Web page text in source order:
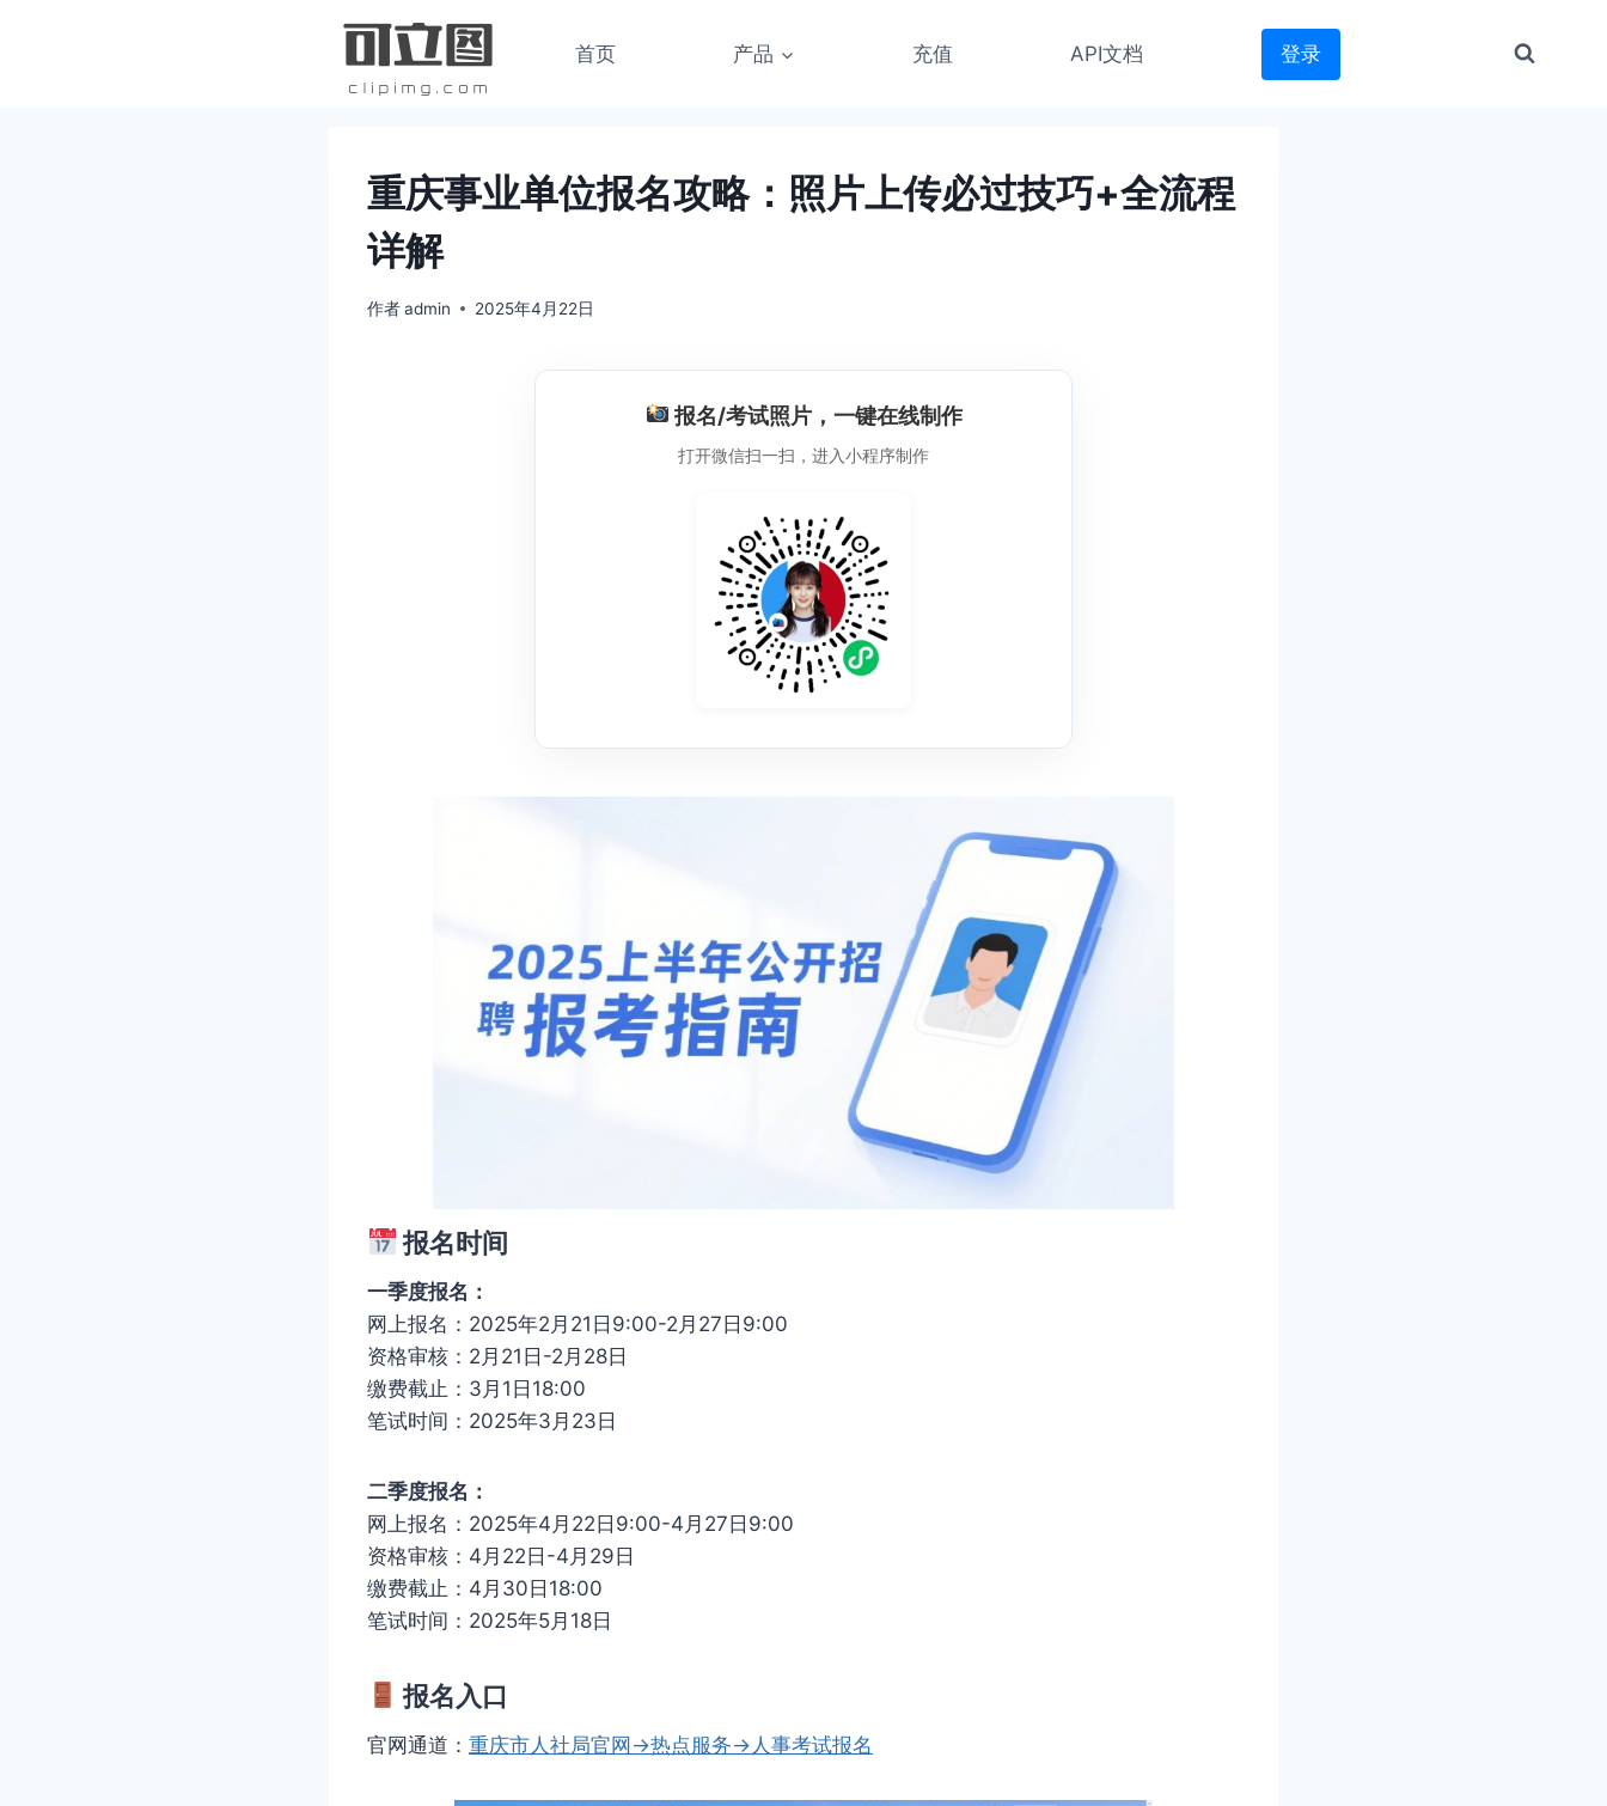
首页 产品 充值 API文档 登录
重庆事业单位报名攻略：照片上传必过技巧+全流程
详解
作者admin 2025年4月22日
报名/考试照片，一键在线制作
打开微信扫一扫，进入小程序制作
报名时间
一季度报名：
网上报名：2025年2月21日9:00-2月27日9:00
资格审核：2月21日-2月28日
缴费截止：3月1日18:00
笔试时间：2025年3月23日
二季度报名：
网上报名：2025年4月22日9:00-4月27日9:00
资格审核：4月22日-4月29日
缴费截止：4月30日18:00
笔试时间：2025年5月18日
报名入口
官网通道： 重庆市人社局官网→热点服务→人事考试报名